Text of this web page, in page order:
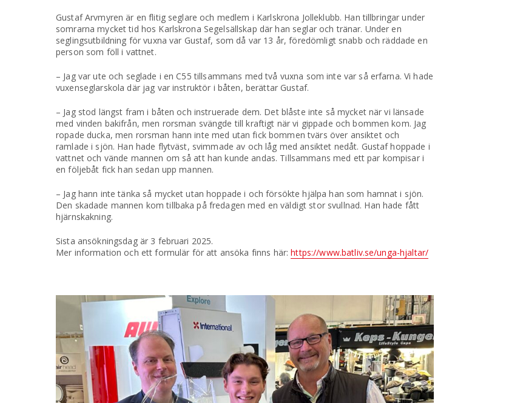
Gustaf Arvmyren är en flitig seglare och medlem i Karlskrona Jolleklubb. Han tillbringar under
somrarna mycket tid hos Karlskrona Segelsällskap där han seglar och tränar. Under en
seglingsutbildning för vuxna var Gustaf, som då var 13 år, föredömligt snabb och räddade en
person som föll i vattnet.
– Jag var ute och seglade i en C55 tillsammans med två vuxna som inte var så erfarna. Vi hade
vuxenseglarskola där jag var instruktör i båten, berättar Gustaf.
– Jag stod längst fram i båten och instruerade dem. Det blåste inte så mycket när vi länsade
med vinden bakifrån, men rorsman svängde till kraftigt när vi gippade och bommen kom. Jag
ropade ducka, men rorsman hann inte med utan fick bommen tvärs över ansiktet och
ramlade i sjön. Han hade flytväst, svimmade av och låg med ansiktet nedåt. Gustaf hoppade i
vattnet och vände mannen om så att han kunde andas. Tillsammans med ett par kompisar i
en följebåt fick han sedan upp mannen.
– Jag hann inte tänka så mycket utan hoppade i och försökte hjälpa han som hamnat i sjön.
Den skadade mannen kom tillbaka på fredagen med en väldigt stor svullnad. Han hade fått
hjärnskakning.
Sista ansökningsdag är 3 februari 2025.
Mer information och ett formulär för att ansöka finns här:https://www.batliv.se/unga-hjaltar/